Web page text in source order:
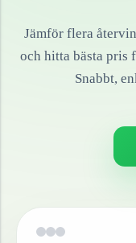
Jämför flera
och hitta bästa pris
Snabbt,